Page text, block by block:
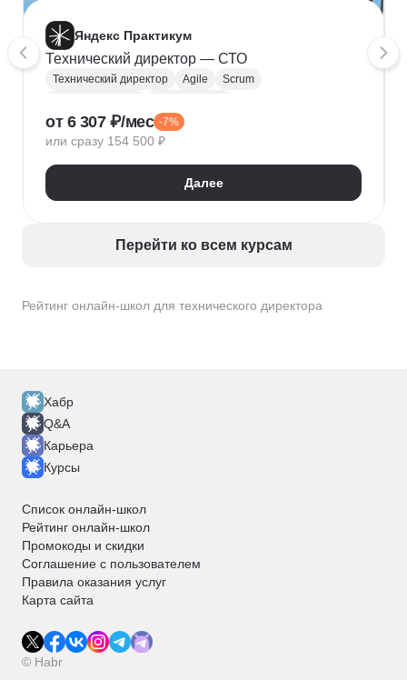
Рейтинг онлайн-школ для технического директора
Яндекс Практикум
Технический директор — СТО
Технический директор Agile
Scrum
Цифровая трансформация бизнеса
Целеполагание
Управление проектами
Управление командами
ИПР
Приоритизация
от 6 307 ₽/мес -7%
или сразу 154 500 ₽
Далее
Перейти ко всем курсам
Хабр
Q&A
Карьера
Курсы
Список онлайн-школ
Рейтинг онлайн-школ
Промокоды и скидки
Соглашение с пользователем
Правила оказания услуг
Карта сайта
© Habr